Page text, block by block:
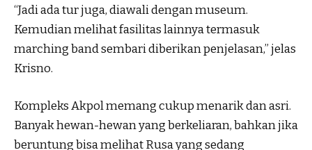
“Jadi ada tur juga, diawali dengan museum.
Kemudian melihat fasilitas lainnya termasuk
marching band sembari diberikan penjelasan,” jelas
Krisno.
Kompleks Akpol memang cukup menarik dan asri.
Banyak hewan-hewan yang berkeliaran, bahkan jika
beruntung bisa melihat Rusa yang sedang